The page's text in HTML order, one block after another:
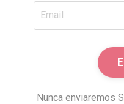
Nunca enviaremos